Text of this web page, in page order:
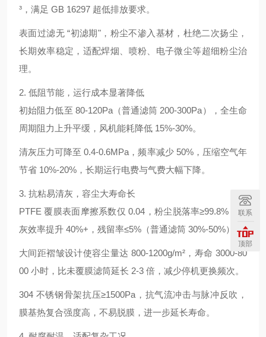
³，满足 GB 16297 超低排放要求。
表面过滤无 “初滤期"，粉尘不渗入基材，杜绝二次扬尘，
长期效率稳定，适配焊烟、喷粉、电子微尘等超细粉尘治
理。
2. 低阻节能，运行成本显著降低
初始阻力低至 80-120Pa（普通滤筒 200-300Pa），全生命
周期阻力上升平缓，风机能耗降低 15%-30%。
清灰压力可降至 0.4-0.6MPa，频率减少 50%，压缩空气年
节省 10%-20%，长期运行电费与气费大幅下降。
3. 抗粘易清灰，容尘大寿命长
PTFE 覆膜表面摩擦系数仅 0.04，粉尘脱落率≥99.8%，清
灰效率提升 40%+，残留率≤5%（普通滤筒 30%-50%）。
大间距褶皱设计使容尘量达 800-1200g/m²，寿命 3000-80
00 小时，比未覆膜滤筒延长 2-3 倍，减少停机更换频次。
304 不锈钢骨架抗压≥1500Pa，抗气流冲击与脉冲反吹，
膜基热复合强度高，不易脱膜，进一步延长寿命。
联系
顶部